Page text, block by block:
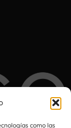
como las